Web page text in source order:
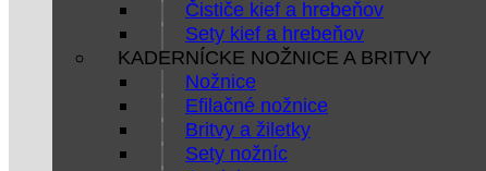
Čističe kief a hrebeňov
Sety kief a hrebeňov
KADERNÍCKE NOŽNICE A BRITVY
Nožnice
Efilačné nožnice
Britvy a žiletky
Sety nožníc